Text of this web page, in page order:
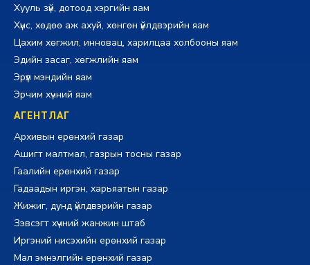
Хууль зүй, дотоод хэргийн яам
Хүнс, хөдөө аж ахуй, хөнгөн үйлдвэрийн яам
Цахим хөгжил, инновац, харилцаа холбооны яам
Эдийн засаг, хөгжлийн яам
Эрүүл мэндийн яам
Эрчим хүчний яам
АГЕНТЛАГ
Архивын ерөнхий газар
Ашигт малтмал, газрын тосны газар
Гаалийн ерөнхий газар
Гадаадын иргэн, харьяатын газар
Жижиг, дунд үйлдвэрийн газар
Зэвсэгт хүчний жанжин штаб
Иргэний нисэхийн ерөнхий газар
Мал эмнэлгийн ерөнхий газар